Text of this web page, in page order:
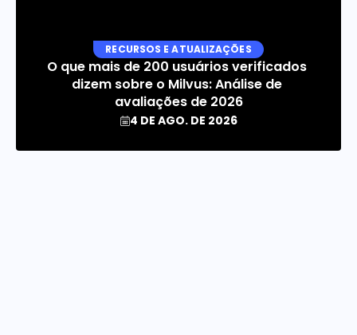
RECURSOS E ATUALIZAÇÕES
O que mais de 200 usuários verificados
dizem sobre o Milvus: Análise de
avaliações de 2026
4 DE AGO. DE 2026